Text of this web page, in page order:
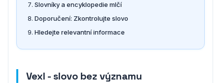
Slovníky a encyklopedie mlčí
Doporučení: Zkontrolujte slovo
Hledejte relevantní informace
Vexl - slovo bez významu